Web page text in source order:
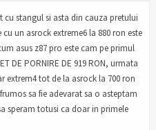
cu stangul si asta din cauza pretului
un asrock extreme6 la 880 ron este
asus z87 pro este cam pe primul
DE PORNIRE DE 919 RON, urmata
extrem4 tot de la asrock la 700 ron
sa fie adevarat sa o asteptam
speram totusi ca doar in primele